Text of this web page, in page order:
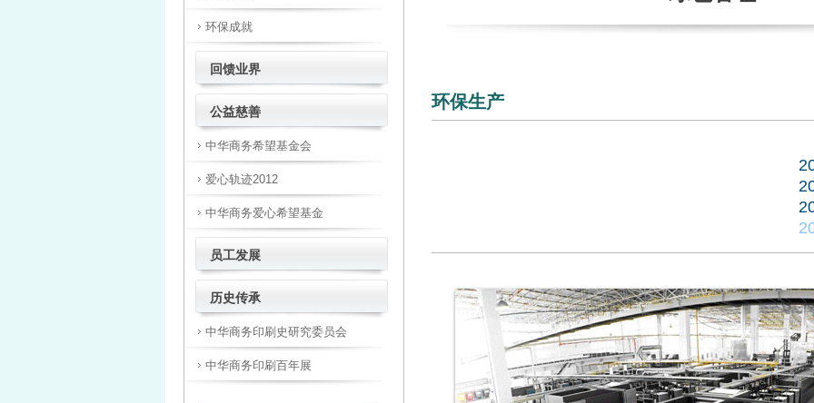
环保成就
回馈业界
公益慈善
中华商务希望基金会
爱心轨迹2012
中华商务爱心希望基金
员工发展
历史传承
中华商务印刷史研究委员会
中华商务印刷百年展
环保生产